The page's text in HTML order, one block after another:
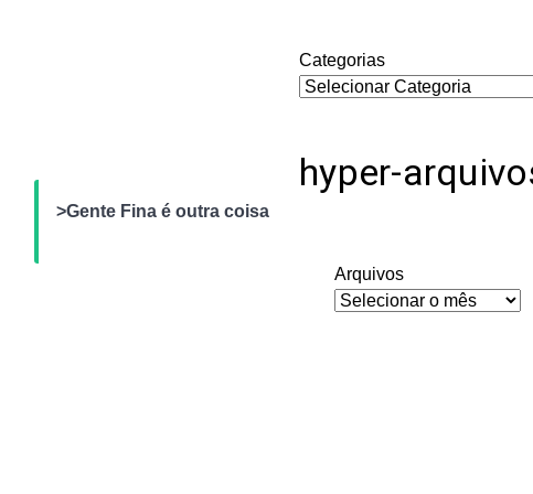
>Gente Fina é outra coisa
Categorias
hyper-
Arquivos